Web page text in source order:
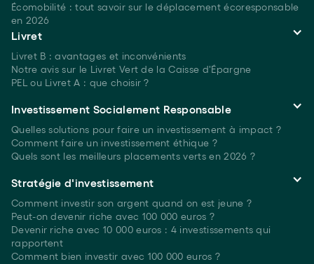
Écomobilité : tout savoir sur le déplacement écoresponsable
en 2026
Livret
Livret B : avantages et inconvénients
Notre avis sur le Livret Vert de la Caisse d'Épargne
PEL ou Livret A : que choisir ?
Investissement Socialement Responsable
Quelles solutions pour faire un investissement à impact ?
Comment faire un investissementéthique ?
Quels sont les meilleurs placements vertsen 2026 ?
Stratégie d'investissement
Comment investir son argent quand on est jeune ?
Peut-on devenir riche avec 100 000 euros ?
Devenir riche avec 10 000 euros : 4 investissements qui
rapportent
Comment bien investir avec 100 000 euros ?